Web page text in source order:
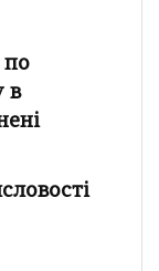
по
в